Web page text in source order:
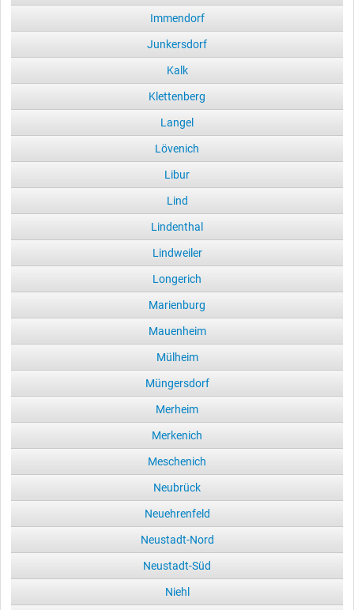
Immendorf
Junkersdorf
Kalk
Klettenberg
Langel
Lövenich
Libur
Lind
Lindenthal
Lindweiler
Longerich
Marienburg
Mauenheim
Mülheim
Müngersdorf
Merheim
Merkenich
Meschenich
Neubrück
Neuehrenfeld
Neustadt-Nord
Neustadt-Süd
Niehl